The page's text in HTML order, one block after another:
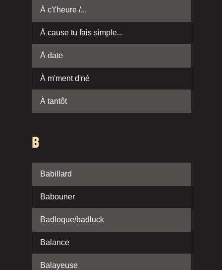
À c't'heure /...
À cause tu fais simple...
À date
À m'ment d'né
À tantôt
B
Babillard
Babouner
Badloque/badluck
Balance
Balayeuse